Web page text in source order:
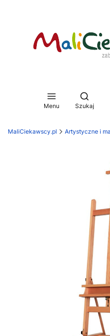
Menu
Otwórz
Szukaj
MaliCiekawscy.pl Artystyczne i